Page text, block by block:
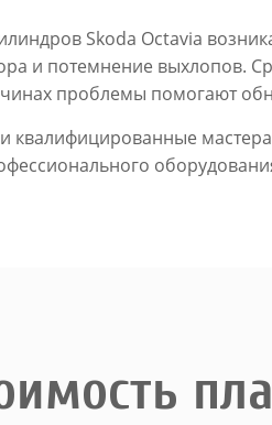
Skoda Octavia
и потемнение выхлопов.
проблемы помогают